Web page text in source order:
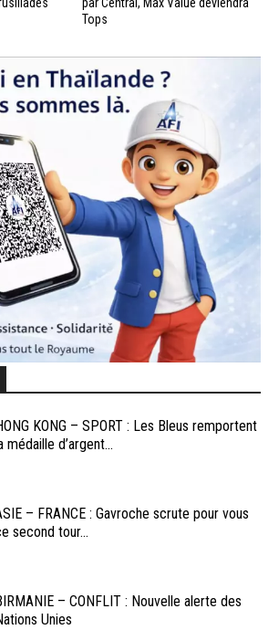
par Central, Max Value deviendra
Tops
KONG – SPORT : Les Bleus remportent
médaille d’argent...
– FRANCE : Gavroche scrute pour vous
second tour...
– CONFLIT : Nouvelle alerte des
Unies